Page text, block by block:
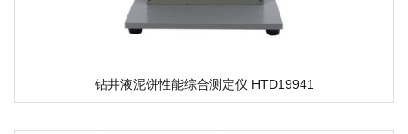
钻井液泥饼性能综合测定仪 HTD19941